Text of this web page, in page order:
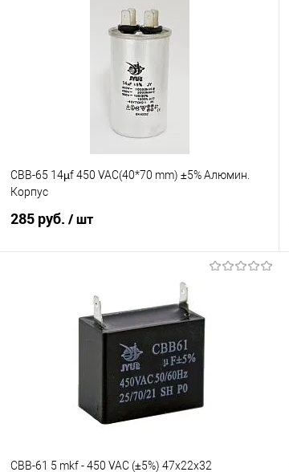
CBB-65 14µf 450 VAC(40*70 mm) ±5% Алюмин.
Корпус
285 руб. / шт
В наличии
CBB-61 5 mkf - 450 VAC (±5%) 47x22x32